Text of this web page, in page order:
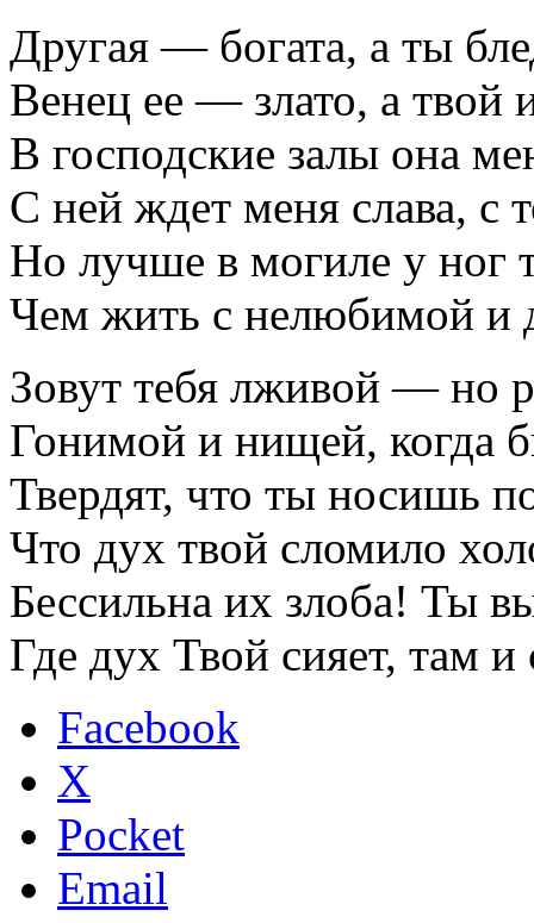
Другая — богата, а ты
Венец ее — злато, а твой
В господские залы она
С ней ждет меня слава, с
Но лучше в могиле у ног
Чем жить с нелюбимой и
Зовут тебя лживой — но
Гонимой и нищей, когда
Твердят, что ты носишь
Что дух твой сломило
Бессильна их злоба! Ты
Где дух Твой сияет, там и
Facebook
X
Pocket
Email